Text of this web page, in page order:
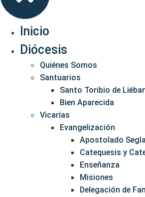
Inicio
Diócesis
Quiénes Somos
Santuarios
Santo Toribio de
Bien Aparecida
Vicarías
Evangelización
Apostolado
Catequesis y
Enseñanza
Misiones
Delegación de